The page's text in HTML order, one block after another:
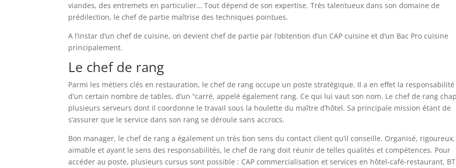
viandes, des entremets en particulier… Tout dépend de son expertise. Très talentueux dans son domaine de
prédilection, le chef de partie maîtrise des techniques pointues.
A l’instar d’un chef de cuisine, on devient chef de partie par l’obtention d’un CAP cuisine et d’un Bac Pro cuisine
principalement.
Le chef de rang
Parmi les métiers clés en restauration, le chef de rang occupe un poste stratégique. Il a en effet la responsabilité
d’un certain nombre de tables, d’un “carré, appelé également rang. Ce qui lui vaut son nom. Le chef de rang
plusieurs serveurs dont il coordonne le travail sous la houlette du maître d’hôtel. Sa principale mission étant de
s’assurer que le service dans son rang se déroule sans accrocs.
Bon manager, le chef de rang a également un très bon sens du contact client qu’il conseille. Organisé, rigoureux,
aimable et ayant le sens des responsabilités, le chef de rang doit réunir de telles qualités et compétences. Pour
accéder au poste, plusieurs cursus sont possible : CAP commercialisation et services en hôtel-café-restaurant,